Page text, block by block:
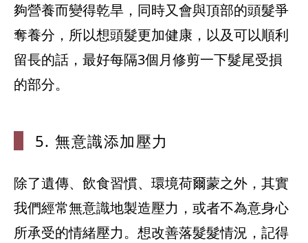
夠營養而變得乾旱，同時又會與頂部的頭髮爭
奪養分，所以想頭髮更加健康，以及可以順利
留長的話，最好每隔3個月修剪一下髮尾受損
的部分。
5. 無意識添加壓力
除了遺傳、飲食習慣、環境荷爾蒙之外，其實
我們經常無意識地製造壓力，或者不為意身心
所承受的情緒壓力。想改善落髮髮情況，記得